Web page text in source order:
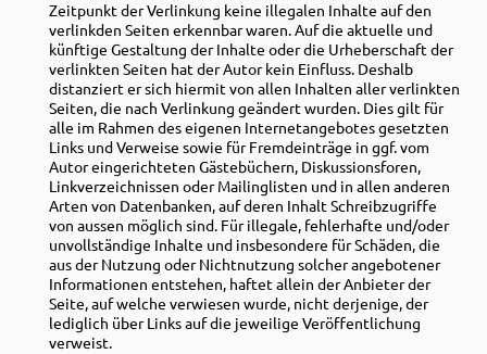
Zeitpunkt der Verlinkung keine illegalen Inhalte auf den
verlinkden Seiten erkennbar waren. Auf die aktuelle und
künftige Gestaltung der Inhalte oder die Urheberschaft der
verlinkten Seiten hat der Autor kein Einfluss. Deshalb
distanziert er sich hiermit von allen Inhalten aller verlinkten
Seiten, die nach Verlinkung geändert wurden. Dies gilt für
alle im Rahmen des eigenen Internetangebotes gesetzten
Links und Verweise sowie für Fremdeinträge in ggf. vom
Autor eingerichteten Gästebüchern, Diskussionsforen,
Linkverzeichnissen oder Mailinglisten und in allen anderen
Arten von Datenbanken, auf deren Inhalt Schreibzugriffe
von aussen möglich sind. Für illegale, fehlerhafte und/oder
unvollständige Inhalte und insbesondere für Schäden, die
aus der Nutzung oder Nichtnutzung solcher angebotener
Informationen entstehen, haftet allein der Anbieter der
Seite, auf welche verwiesen wurde, nicht derjenige, der
lediglich über Links auf die jeweilige Veröffentlichung
verweist.